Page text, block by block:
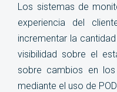
Los sistemas de
experiencia del
incrementar la
visibilidad sobre el
sobre cambios en
mediante el uso de